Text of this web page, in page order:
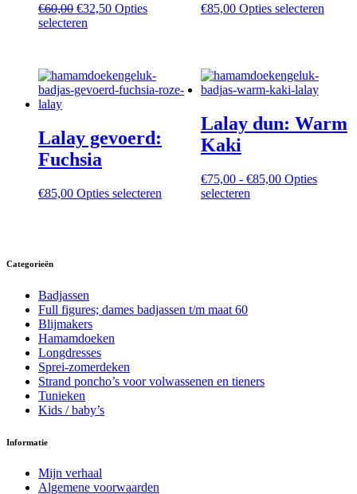
€60,00 Oorspronkelijke
prijs
€32,50Huidige
Opties
selecteren
variaties.
Deze
gekozen
worden
op
productpagina
€85,00 Opties selecterenDit
Lalay gevoerd:
Fuchsia
€85,00 Opties selecteren
gekozen
Lalay dun: Warm
Kaki
€75,00 - €85,00Prijsklasse:
Opties
selecterenDit
Categorieën
Badjassen
Full figures; dames badjassen t/m maat 60
Blijmakers
Hamamdoeken
Longdresses
Sprei-zomerdeken
Strand poncho’s voor volwassenen en tieners
Tunieken
Kids / baby’s
Informatie
Mijn verhaal
Algemene voorwaarden